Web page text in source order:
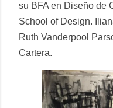
su BFA en Diseño de
School of Design.
Ruth Vanderpool
Cartera.